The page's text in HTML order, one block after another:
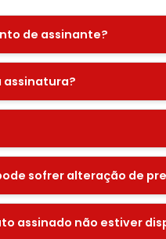
de assinante?
assinatura?
sofrer alteração de
assinado não estiver